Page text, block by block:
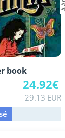
book
24.92€
29.13 EUR